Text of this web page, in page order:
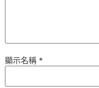
顯示名稱 *